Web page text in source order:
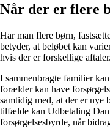
Når der er flere
Har man flere børn,
betyder, at beløbet kan
hvis der er forskellige aftaler.
I sammenbragte familier
forælder kan have
samtidig med, at der er nye
tilfælde kan Udbetaling
forsørgelsesbyrde, når